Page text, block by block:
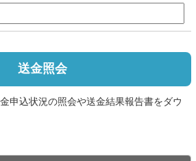
送金照会
申込状況の照会や送金結果報告書をダウ